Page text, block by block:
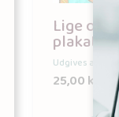
Lige og
plakater
Udgives af:
25,00kr